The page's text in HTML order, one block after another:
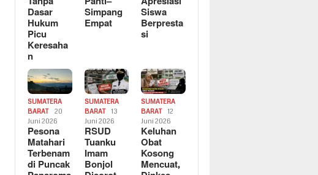
Dasar
Hukum
Picu
Keresaha
n
Simpang
Empat
Siswa
Berpresta
si
SUMATERA
BARAT
20
Juni 2026
Pesona
Matahari
Terbenam
di Puncak
SUMATERA
BARAT
13
Juni 2026
RSUD
Tuanku
Imam
Bonjol
SUMATERA
BARAT
12
Juni 2026
Keluhan
Obat
Kosong
Mencuat,